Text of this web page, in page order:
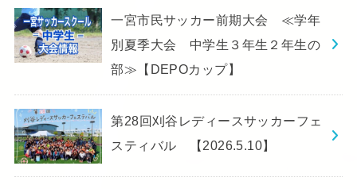
一宮市民サッカー前期大会 ≪学年
別夏季大会 中学生３年生２年生の
部≫【DEPOカップ】
第28回刈谷レディースサッカーフェ
スティバル 【2026.5.10】